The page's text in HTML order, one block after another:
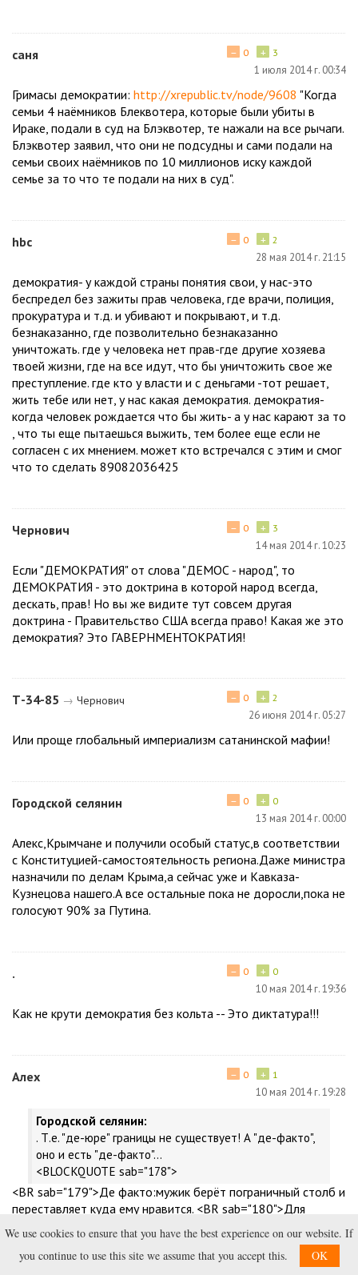
саня + 3
− 0
1 июля 2014 г. 00:34
Гримасы демократии: http://xrepublic.tv/node/9608 "Когда
семьи 4 наёмников Блеквотера, которые были убиты в
Ираке, подали в суд на Блэквотер, те нажали на все рычаги.
Блэквотер заявил, что они не подсудны и сами подали на
семьи своих наёмников по 10 миллионов иску каждой
семье за то что те подали на них в суд".
hbc + 2
− 0
28 мая 2014 г. 21:15
демократия- у каждой страны понятия свои, у нас-это
беспредел без зажиты прав человека, где врачи, полиция,
прокуратура и т.д. и убивают и покрывают, и т.д.
безнаказанно, где позволительно безнаказанно
уничтожать. где у человека нет прав-где другие хозяева
твоей жизни, где на все идут, что бы уничтожить свое же
преступление. где кто у власти и с деньгами -тот решает,
жить тебе или нет, у нас какая демократия. демократия-
когда человек рождается что бы жить- а у нас карают за то
, что ты еще пытаешься выжить, тем более еще если не
согласен с их мнением. может кто встречался с этим и смог
что то сделать 89082036425
Чернович + 3
− 0
14 мая 2014 г. 10:23
Если "ДЕМОКРАТИЯ" от слова "ДЕМОС - народ", то
ДЕМОКРАТИЯ - это доктрина в которой народ всегда,
дескать, прав! Но вы же видите тут совсем другая
доктрина - Правительство США всегда право! Какая же это
демократия? Это ГАВЕРНМЕНТОКРАТИЯ!
Т-34-85 → Чернович + 2
− 0
26 июня 2014 г. 05:27
Или проще глобальный империализм сатанинской мафии!
Городской селянин + 0
− 0
13 мая 2014 г. 00:00
Алекс,Крымчане и получили особый статус,в соответствии
с Конституцией-самостоятельность региона.Даже министра
назначили по делам Крыма,а сейчас уже и Кавказа-
Кузнецова нашего.А все остальные пока не доросли,пока не
голосуют 90% за Путина.
. + 0
− 0
10 мая 2014 г. 19:36
Как не крути демократия без кольта -- Это диктатура!!!
Алех + 1
− 0
10 мая 2014 г. 19:28
Городской селянин:
. Т.е. "де-юре" границы не существует! А "де-факто",
оно и есть "де-факто"...
<BLOCKQUOTE sab="178">
<BR sab="179">Де факто:мужик берёт пограничный столб и
переставляет куда ему нравится. <BR sab="180">Для
изжить в себе раба и не позволять другим охлам за
бутылку продавать свой голос,а также охлам из
We use cookies to ensure that you have the best experience on our website. If
you continue to use this site we assume that you accept this.
OK